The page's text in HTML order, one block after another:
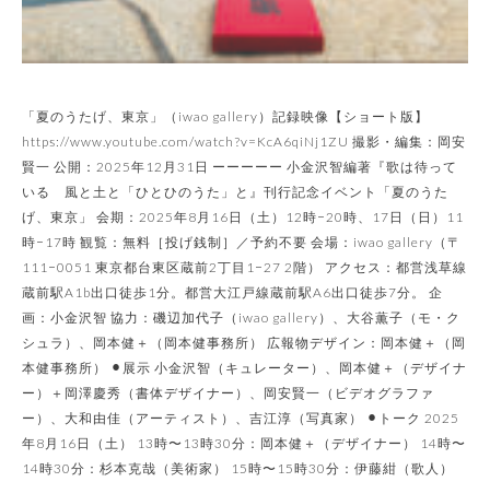
「夏のうたげ、東京」（iwao gallery）記録映像【ショート版】
https://www.youtube.com/watch?v=KcA6qiNj1ZU 撮影・編集：岡安
賢一 公開：2025年12月31日 ーーーーー 小金沢智編著『歌は待って
いる 風と土と「ひとひのうた」と』刊行記念イベント​「夏のうた
げ、東京」 会期：2025年8月16日（土）12時−20時、17日（日）11
時−17時 観覧：無料［投げ銭制］／予約不要 会場：iwao gallery（〒
111−0051 東京都台東区蔵前2丁目1−27 2階） アクセス：都営浅草線
蔵前駅A1b出口徒歩1分。都営大江戸線蔵前駅A6出口徒歩7分。 企
画：小金沢智 協力：磯辺加代子（iwao gallery）、大谷薫子（モ・ク
シュラ）、岡本健＋（岡本健事務所） 広報物デザイン：岡本健＋（岡
本健事務所） ⚫︎展示 小金沢智（キュレーター）、岡本健＋（デザイナ
ー）＋岡澤慶秀（書体デザイナー）、岡安賢一（ビデオグラファ
ー）、大和由佳（アーティスト）、吉江淳（写真家） ⚫︎トーク 2025
年8月16日（土） 13時〜13時30分：岡本健＋（デザイナー） 14時〜
14時30分：杉本克哉（美術家） 15時〜15時30分：伊藤紺（歌人）